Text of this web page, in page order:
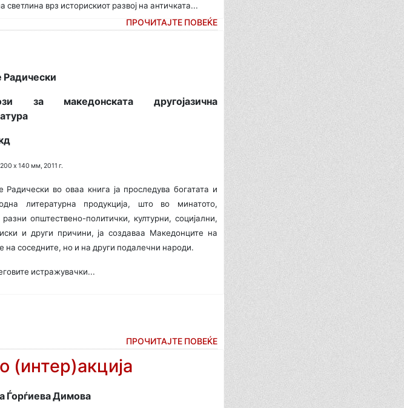
светлина врз историскиот развој на античката...
ПРОЧИТАЈТЕ ПОВЕЌЕ
Радически
за македонската другојазична
х 140 мм, 2011 г.
во оваа книга ја проследува богатата и
литературна продукција, што во минатото,
општествено-политички, културни, социјални,
и други причини, ја создаваа Македонците на
на соседните, но и на други подалечни народи.
истражувачки...
ПРОЧИТАЈТЕ ПОВЕЌЕ
(интер)акција
Ѓорѓиева Димова